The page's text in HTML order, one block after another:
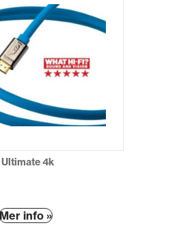
har
De
olika
kan
väljas
produktsidan
Ultimate 4k
Mer info »Den